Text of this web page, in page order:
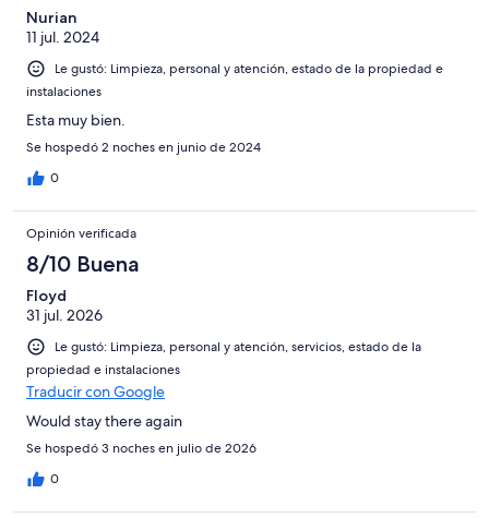
Nurian
11 jul. 2024
Le gustó: Limpieza, personal y atención, estado de la propiedad e
instalaciones
Esta muy bien.
Se hospedó 2 noches en junio de 2024
0
Opinión verificada
8/10 Buena
Floyd
31 jul. 2026
Le gustó: Limpieza, personal y atención, servicios, estado de la
propiedad e instalaciones
Traducir con Google
Would stay there again
Se hospedó 3 noches en julio de 2026
0